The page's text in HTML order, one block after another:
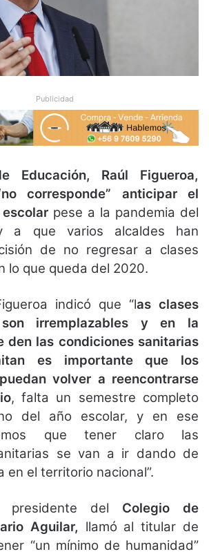
Publicidad
Educación, Raúl Figueroa,
corresponde” anticipar el
pese a la pandemia del
a que varios alcaldes han
de no regresar a clases
lo que queda del 2020.
indicó que “las clases
son irremplazables y en la
den las condiciones sanitarias
es importante que los
volver a reencontrarse
, falta un semestre completo
del año escolar, y en ese
que tener claro las
se van a ir dando de
en el territorio nacional”.
del Colegio de
Aguilar, llamó al titular de
“un mínimo de humanidad”